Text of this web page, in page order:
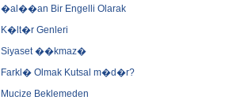
�al��an Bir Engelli Olarak
K�lt�r Genleri
Siyaset ��kmaz�
Farkl� Olmak Kutsal m�d�r?
Mucize Beklemeden